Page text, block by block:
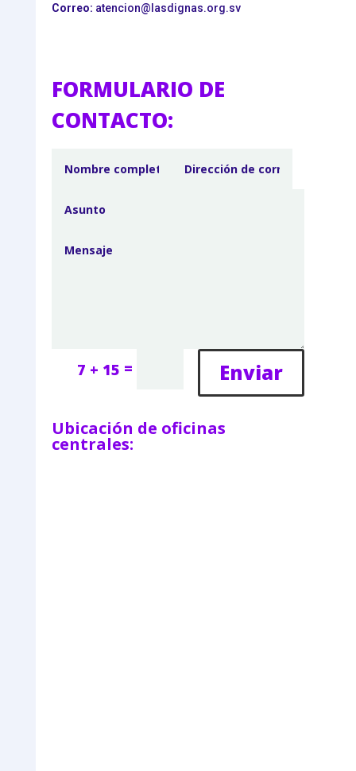
Correo: atencion@lasdignas.org.sv
FORMULARIO DE
CONTACTO:
7 + 15 = Enviar
Ubicación de oficinas
centrales: